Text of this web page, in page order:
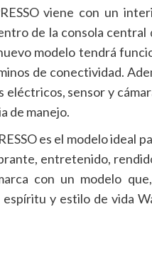
viene con un
de la consola central
modelo tendrá
de conectividad.
eléctricos, sensor y
de manejo.
es el modelo
entretenido,
con un modelo
y estilo de vida